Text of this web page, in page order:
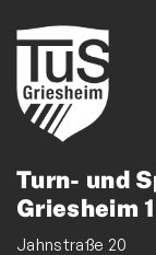
Turn- und
Griesheim
Jahnstraße 20